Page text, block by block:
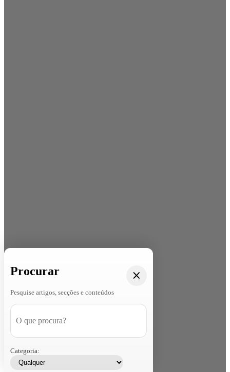
Procurar
Pesquise artigos, secções e conteúdos
Categoria: